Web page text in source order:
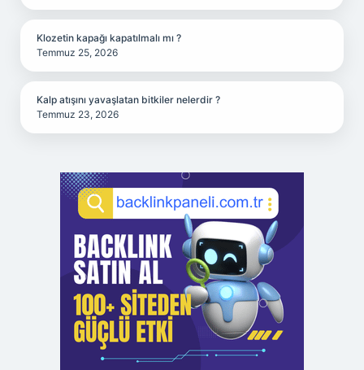
Klozetin kapağı kapatılmalı mı ?
Temmuz 25, 2026
Kalp atışını yavaşlatan bitkiler nelerdir ?
Temmuz 23, 2026